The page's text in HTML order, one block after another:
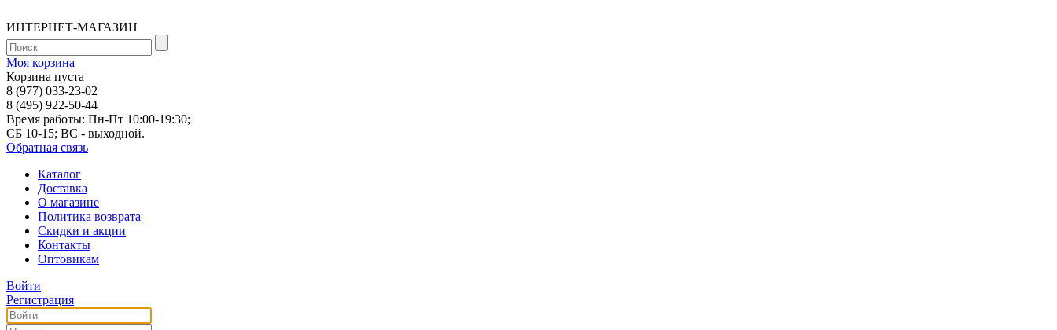
ИНТЕРНЕТ-МАГАЗИН
Моя корзина
Корзина пуста
8 (977) 033-23-02
8 (495) 922-50-44
Время работы: Пн-Пт 10:00-19:30;
СБ 10-15; ВС - выходной.
Обратная связь
Каталог
Доставка
О магазине
Политика возврата
Скидки и акции
Контакты
Оптовикам
Войти
Регистрация